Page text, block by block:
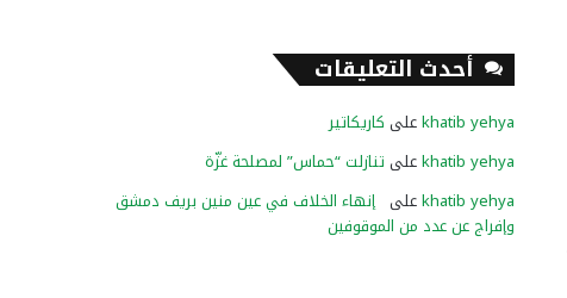
أحدث التعليقات
khatib yehyaعلى كاريكاتير
khatib yehyaعلى تنازلت “حماس” لمصلحة غزّة
khatib yehyaعلى إنهاء الخلاف في عين منين بريف دمشق
وإفراج عن عدد من الموقوفين